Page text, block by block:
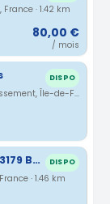
· 1.42 km
80,00 €
/ mois
DISPO
82 Rue Pixerecourt, Paris 20e Arrondissement, Île-de-France, France · 1.44 km
parking 88 rue sadi carnot 93179 Bagnolet DISPO
· 1.46 km